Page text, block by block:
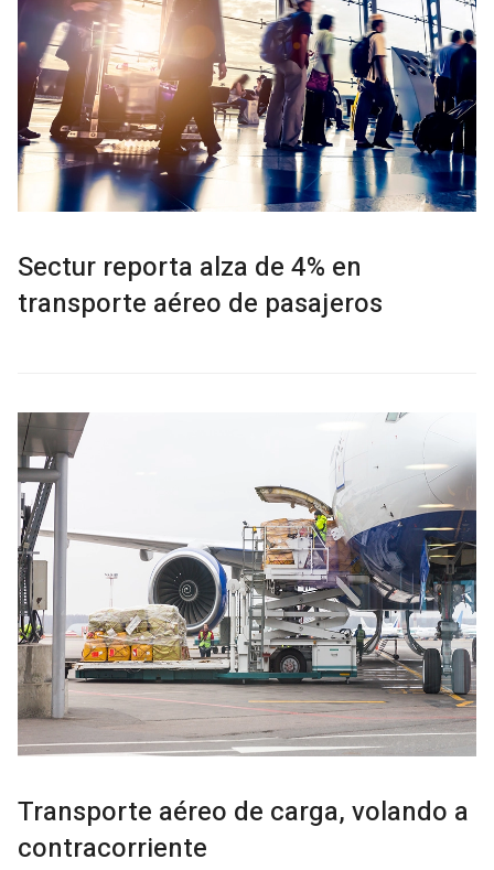
Sectur reporta alza de 4% en
transporte aéreo de pasajeros
Transporte aéreo de carga, volando a
contracorriente